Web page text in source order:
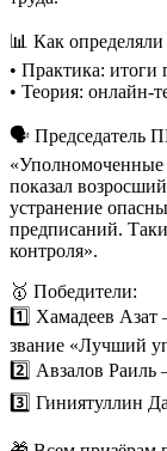
📊 Как
• Практика: итоги
• Теория: онлайн-
🗣 Председатель
«Уполномоченные
показал
устранение
предписаний.
контроля».
🥇 Победители:
1️⃣ Хамадеев
звание «Лучший
2️⃣ Авзалов
3️⃣ Гиниятуллин